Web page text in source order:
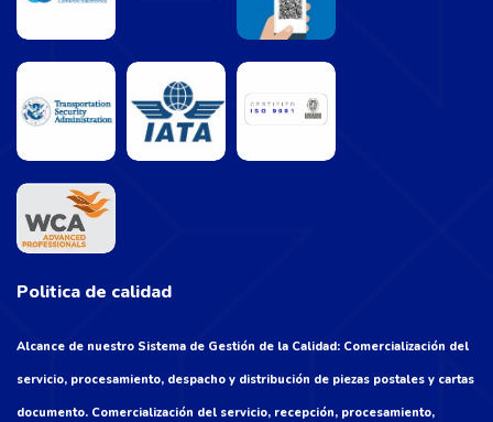
Politica de calidad
Alcance de nuestro Sistema de Gestión de la Calidad: Comercialización del
servicio, procesamiento, despacho y distribución de piezas postales y cartas
documento. Comercialización del servicio, recepción, procesamiento,